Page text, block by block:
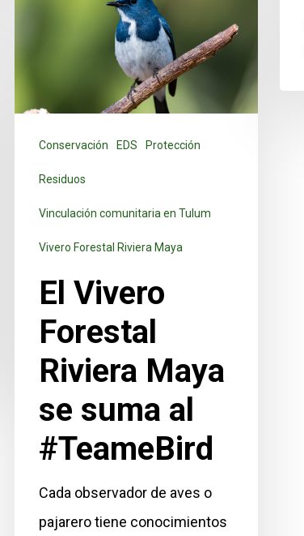
Conservación EDS Protección
Residuos
Vinculación comunitaria en Tulum
Vivero Forestal Riviera Maya
El Vivero
Forestal
Riviera Maya
se suma al
#TeameBird
Cada observador de aves o
pajarero tiene conocimientos